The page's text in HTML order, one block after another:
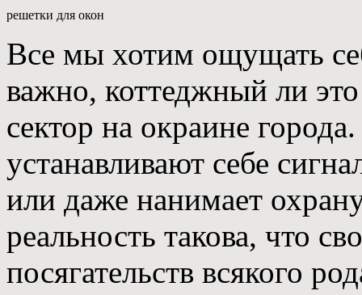
решетки для окон
Все мы хотим ощущать
важно, коттеджный ли
сектор на окраине
устанавливают себе
или даже нанимает
реальность такова, что
посягательств всякого